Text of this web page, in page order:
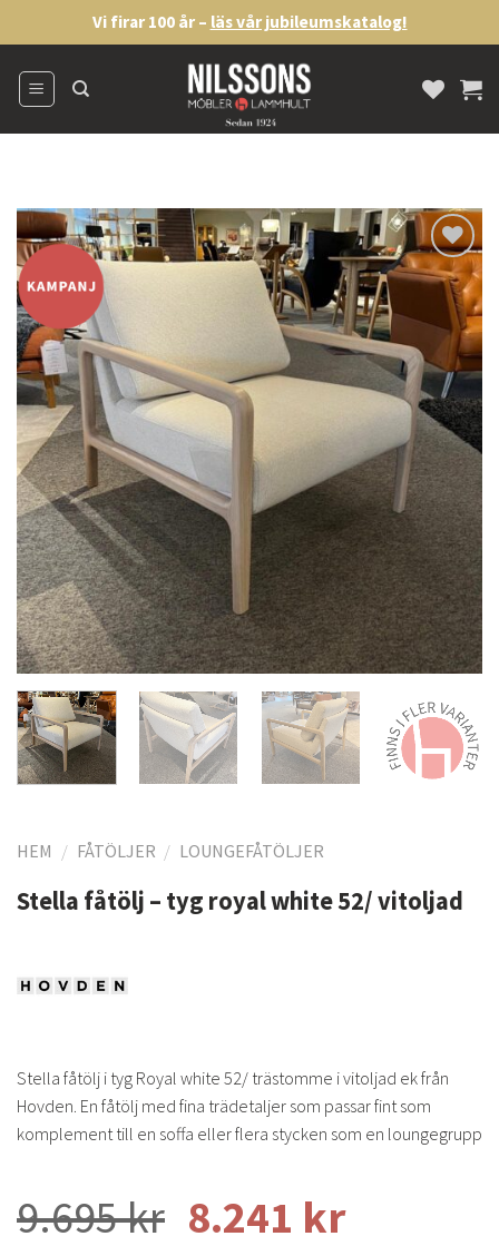
to
content
Vi firar 100 år – läs vår jubileumskatalog!
Lägg
önskelistan
HEM / FÅTÖLJER / LOUNGEFÅTÖLJER
Stella fåtölj – tyg royal white 52/ vitoljad
Stella fåtölj i tyg Royal white 52/ trästomme i vitoljad ek från
Hovden. En fåtölj med fina trädetaljer som passar fint som
komplement till en soffa eller flera stycken som en loungegrupp
9.695kr 8.241 kr